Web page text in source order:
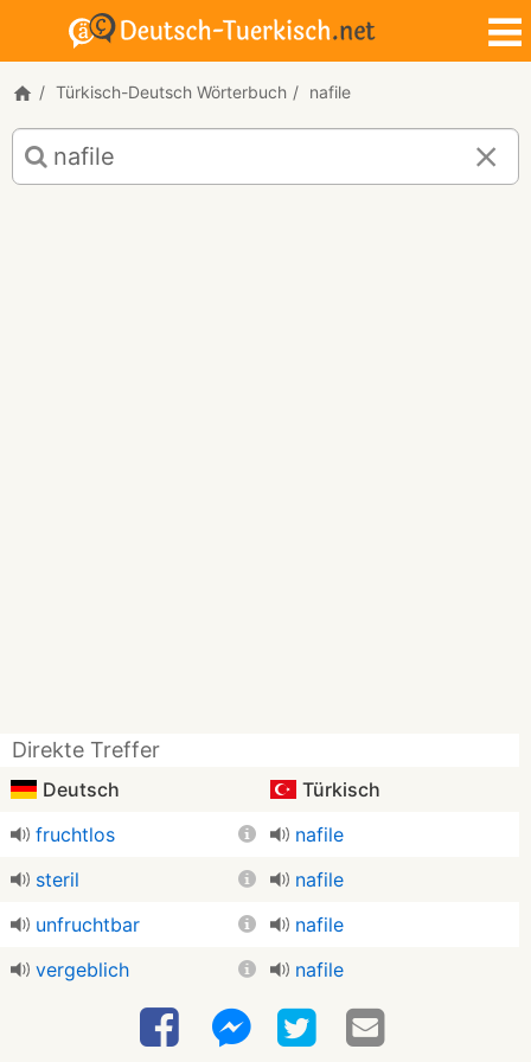
Türkisch-Deutsch Wörterbuch nafile
Türkisch-
Deutsch
Übersetzung
Direkte Treffer
Deutsch
Türkisch
fruchtlos
nafile
steril
nafile
unfruchtbar
nafile
vergeblich
nafile